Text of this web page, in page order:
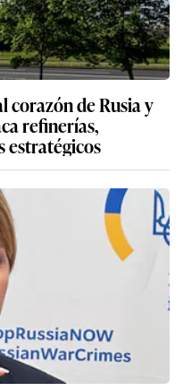
corazón de Rusia y
refinerías,
estratégicos